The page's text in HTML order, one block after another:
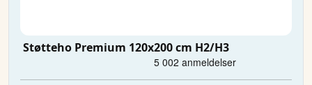
Støtteho Premium 120x200 cm H2/H3